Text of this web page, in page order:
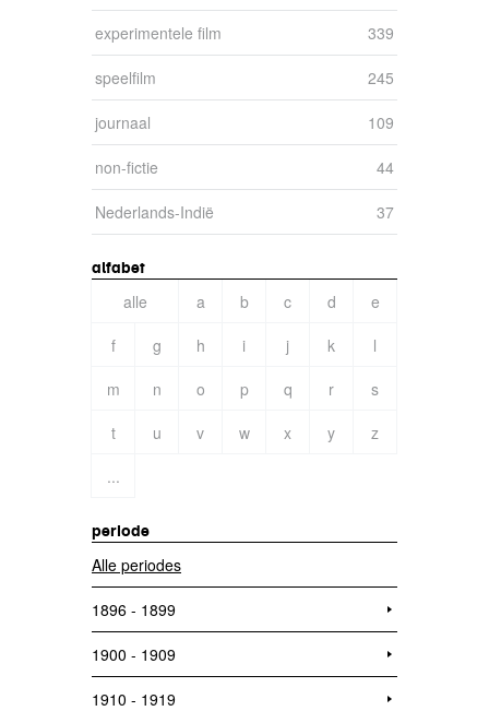
experimentele film 339
experimentele film-filter toepassen
speelfilm 245
journaal 109
non-fictie 44
Nederlands-Indië 37
Nederlands-Indië-filter toepassen
alfabet
alle a b c d
e
f
g h i j k
l
m
n o p q r
s
t
u v w x y
z
...
periode
Alle periodes
1896 - 1899
1900 - 1909
1910 - 1919